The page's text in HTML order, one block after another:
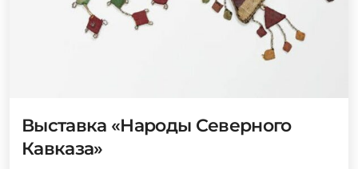
Выставка «Народы Северного
Кавказа»